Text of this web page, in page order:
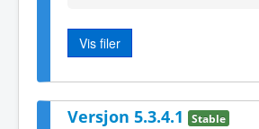
Vis filer
Versjon 5.3.4.1 Stable